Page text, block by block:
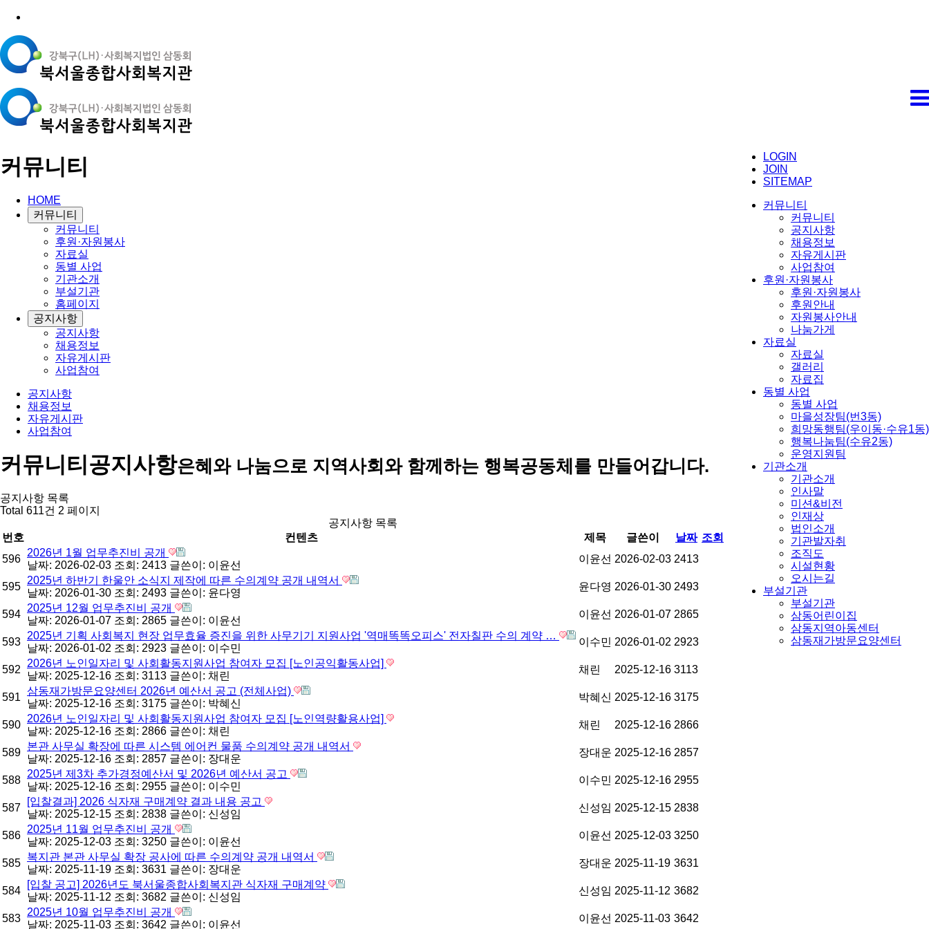
LOGIN
JOIN
SITEMAP
커뮤니티
커뮤니티
공지사항
채용정보
자유게시판
사업참여
후원·자원봉사
후원·자원봉사
후원안내
자원봉사안내
나눔가게
자료실
자료실
갤러리
자료집
동별 사업
동별 사업
마을성장팀(번3동)
희망동행팀(우이동·수유1동)
행복나눔팀(수유2동)
운영지원팀
기관소개
기관소개
인사말
미션&비전
인재상
법인소개
기관발자취
조직도
시설현황
오시는길
부설기관
부설기관
삼동어린이집
삼동지역아동센터
삼동재가방문요양센터
커뮤니티
HOME
커뮤니티
커뮤니티
후원·자원봉사
자료실
동별 사업
기관소개
부설기관
홈페이지
공지사항
공지사항
채용정보
자유게시판
사업참여
공지사항
채용정보
자유게시판
사업참여
커뮤니티공지사항은혜와 나눔으로 지역사회와 함께하는 행복공동체를 만들어갑니다.
공지사항 목록
Total 611건 2 페이지
공지사항 목록
번호
컨텐츠 제목 글쓴이 날짜 조회
596
2026년 1월 업무추진비 공개
날짜: 2026-02-03 조회: 2413 글쓴이: 이윤선
이윤선 2026-02-03 2413
595
2025년 하반기 한울안 소식지 제작에 따른 수의계약 공개 내역서
날짜: 2026-01-30 조회: 2493 글쓴이: 윤다영
윤다영 2026-01-30 2493
594
2025년 12월 업무추진비 공개
날짜: 2026-01-07 조회: 2865 글쓴이: 이윤선
이윤선 2026-01-07 2865
593
2025년 기획 사회복지 현장 업무효율 증진을 위한 사무기기 지원사업 '역매똑똑오피스' 전자칠판 수의 계약 …
날짜: 2026-01-02 조회: 2923 글쓴이: 이수민
이수민 2026-01-02 2923
592
2026년 노인일자리 및 사회활동지원사업 참여자 모집 [노인공익활동사업]
날짜: 2025-12-16 조회: 3113 글쓴이: 채린
채린 2025-12-16 3113
591
삼동재가방문요양센터 2026년 예산서 공고 (전체사업)
날짜: 2025-12-16 조회: 3175 글쓴이: 박혜신
박혜신 2025-12-16 3175
590
2026년 노인일자리 및 사회활동지원사업 참여자 모집 [노인역량활용사업]
날짜: 2025-12-16 조회: 2866 글쓴이: 채린
채린 2025-12-16 2866
589
본관 사무실 확장에 따른 시스템 에어컨 물품 수의계약 공개 내역서
날짜: 2025-12-16 조회: 2857 글쓴이: 장대운
장대운 2025-12-16 2857
588
2025년 제3차 추가경정예산서 및 2026년 예산서 공고
날짜: 2025-12-16 조회: 2955 글쓴이: 이수민
이수민 2025-12-16 2955
587
[입찰결과] 2026 식자재 구매계약 결과 내용 공고
날짜: 2025-12-15 조회: 2838 글쓴이: 신성임
신성임 2025-12-15 2838
586
2025년 11월 업무추진비 공개
날짜: 2025-12-03 조회: 3250 글쓴이: 이윤선
이윤선 2025-12-03 3250
585
복지관 본관 사무실 확장 공사에 따른 수의계약 공개 내역서
날짜: 2025-11-19 조회: 3631 글쓴이: 장대운
장대운 2025-11-19 3631
584
[입찰 공고] 2026년도 북서울종합사회복지관 식자재 구매계약
날짜: 2025-11-12 조회: 3682 글쓴이: 신성임
신성임 2025-11-12 3682
583
2025년 10월 업무추진비 공개
날짜: 2025-11-03 조회: 3642 글쓴이: 이윤선
이윤선 2025-11-03 3642